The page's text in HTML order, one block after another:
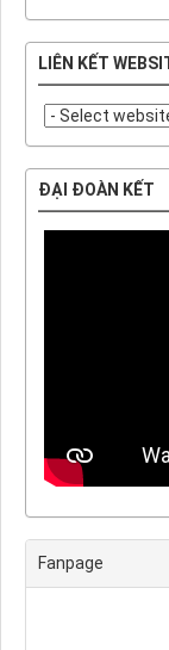
LIÊN KẾT
ĐẠI ĐOÀN KẾT
Fanpage